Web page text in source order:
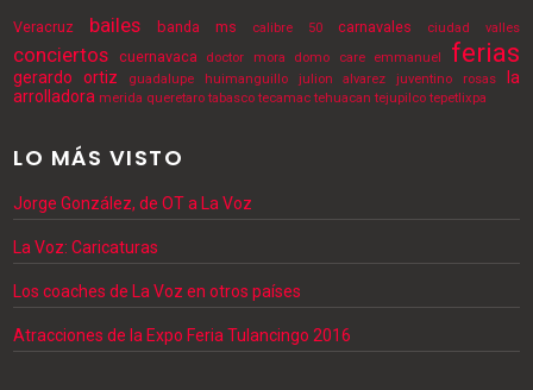
Veracruz bailes banda ms calibre 50 carnavales ciudad valles
conciertos cuernavaca doctor mora domo care emmanuel ferias
gerardo ortiz guadalupe huimanguillo julion alvarez juventino rosas
la
arrolladora merida queretaro tabasco tecamac tehuacan tejupilco tepetlixpa
LO MÁS VISTO
Jorge González, de OT a La Voz
La Voz: Caricaturas
Los coaches de La Voz en otros países
Atracciones de la Expo Feria Tulancingo 2016